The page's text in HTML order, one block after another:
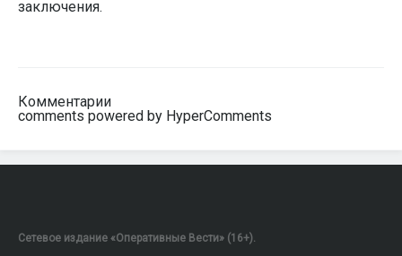
заключения.
Комментарии
comments powered by HyperComments
Сетевое издание «Оперативные Вести» (16+).